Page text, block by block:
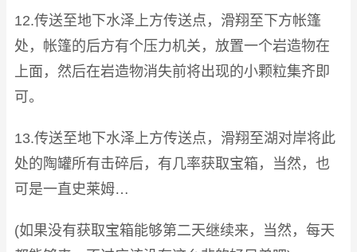
12.传送至地下水泽上方传送点，滑翔至下方帐篷
处，帐篷的后方有个压力机关，放置一个岩造物在
上面，然后在岩造物消失前将出现的小颗粒集齐即
可。
13.传送至地下水泽上方传送点，滑翔至湖对岸将此
处的陶罐所有击碎后，有几率获取宝箱，当然，也
可是一直史莱姆…
(如果没有获取宝箱能够第二天继续来，当然，每天